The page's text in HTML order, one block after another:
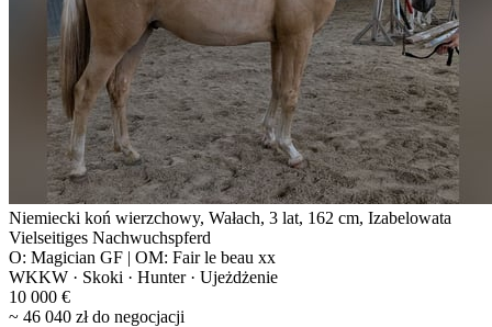
Niemiecki koń wierzchowy, Wałach, 3 lat, 162 cm, Izabelowata
Vielseitiges Nachwuchspferd
O: Magician GF | OM: Fair le beau xx
WKKW · Skoki · Hunter · Ujeżdżenie
10 000 €
~ 46 040 zł do negocjacji